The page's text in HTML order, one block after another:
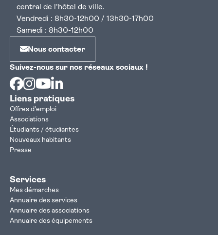
central de l'hôtel de ville.
Vendredi : 8h30-12h00 / 13h30-17h00
Samedi : 8h30-12h00
Nous contacter
Suivez-nous sur nos réseaux sociaux !
Facebook
Instagram
Youtube
Liens pratiques
Offres d'emploi
Associations
Étudiants / étudiantes
Nouveaux habitants
Presse
Services
Mes démarches
Annuaire des services
Annuaire des associations
Annuaire des équipements